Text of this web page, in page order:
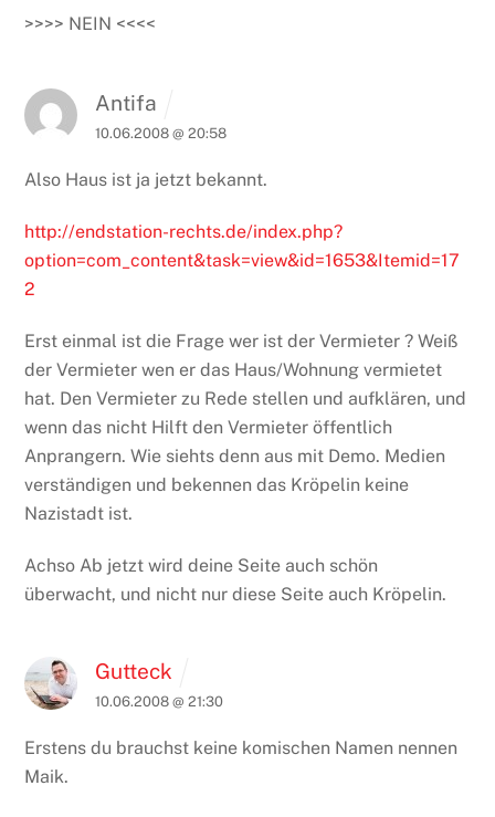
>>>> NEIN <<<<
Antifa
10.06.2008 @ 20:58
Also Haus ist ja jetzt bekannt.
http://endstation-rechts.de/index.php?
option=com_content&task=view&id=1653&Itemid=17
2
Erst einmal ist die Frage wer ist der Vermieter ? Weiß
der Vermieter wen er das Haus/Wohnung vermietet
hat. Den Vermieter zu Rede stellen und aufklären, und
wenn das nicht Hilft den Vermieter öffentlich
Anprangern. Wie siehts denn aus mit Demo. Medien
verständigen und bekennen das Kröpelin keine
Nazistadt ist.
Achso Ab jetzt wird deine Seite auch schön
überwacht, und nicht nur diese Seite auch Kröpelin.
Gutteck
10.06.2008 @ 21:30
Erstens du brauchst keine komischen Namen nennen
Maik.